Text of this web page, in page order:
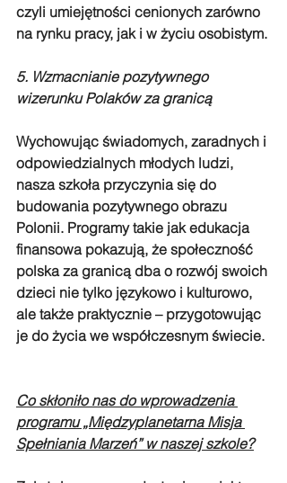
czyli umiejętności cenionych zarówno
na rynku pracy, jak i w życiu osobistym.
5. Wzmacnianie pozytywnego
wizerunku Polaków za granicą
Wychowując świadomych, zaradnych i
odpowiedzialnych młodych ludzi,
nasza szkoła przyczynia się do
budowania pozytywnego obrazu
Polonii. Programy takie jak edukacja
finansowa pokazują, że społeczność
polska za granicą dba o rozwój swoich
dzieci nie tylko językowo i kulturowo,
ale także praktycznie – przygotowując
je do życia we współczesnym świecie.
Co skłoniło nas do wprowadzenia
programu „Międzyplanetarna Misja
Spełniania Marzeń” w naszej szkole?